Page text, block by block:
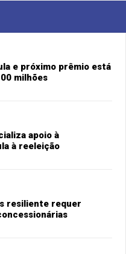
e próximo prêmio está
milhões
apoio à
à reeleição
resiliente requer